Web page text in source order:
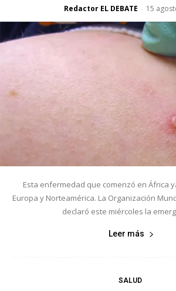
Redactor EL DEBATE - 15
Esta enfermedad que comenzó en África
Europa y Norteamérica. La Organización
declaró este miércoles la
Leer más
SALUD